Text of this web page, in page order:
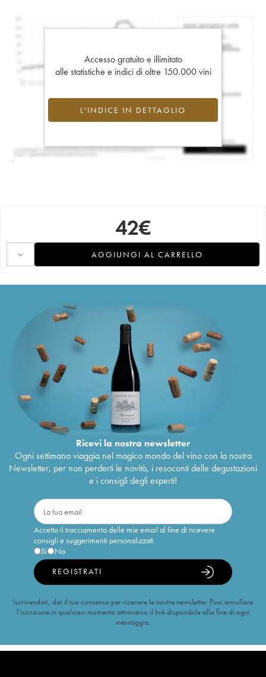
Accesso gratuito e illimitato
alle statistiche e indici di oltre 150.000 vini
L'INDICE IN DETTAGLIO
42€
AGGIUNGI AL CARRELLO
Ricevi la nostra newsletter
Ogni settimana viaggia nel magico mondo del vino con la nostra
Newsletter, per non perderti le novità, i resoconti delle degustazioni
e i consigli degli esperti!
Accetto il tracciamento delle mie email al fine di ricevere
consigli e suggerimenti personalizzati
Sì
No
REGISTRATI
Iscrivendoti, dai il tuo consenso per ricevere le nostre newsletter. Puoi annullare
l’iscrizione in qualsiasi momento attraverso il link disponibile alla fine di ogni
messaggio.